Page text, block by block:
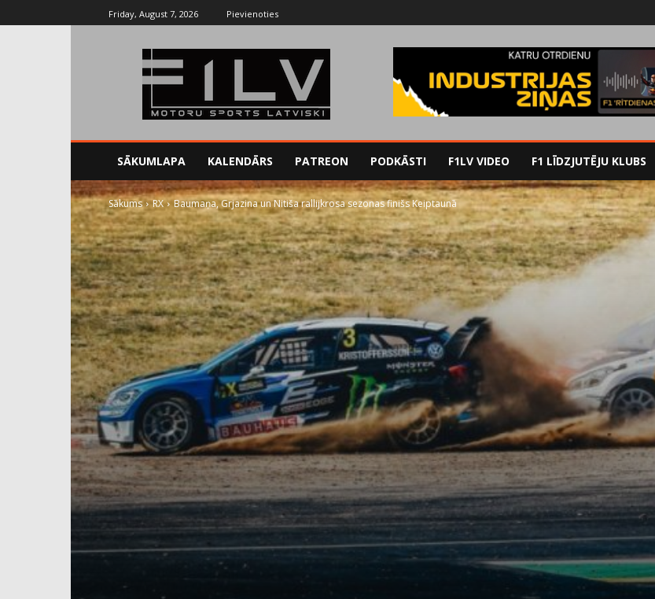
Friday, August 7, 2026 Pievienoties
SĀKUMLAPA KALENDĀRS PATREON PODKĀSTI F1LV VIDEO F1 LĪDZJUTĒJU KLUBS
Sākums RX Baumaņa, Grjazina un Nitiša rallijkrosa sezonas finišs Keiptaunā